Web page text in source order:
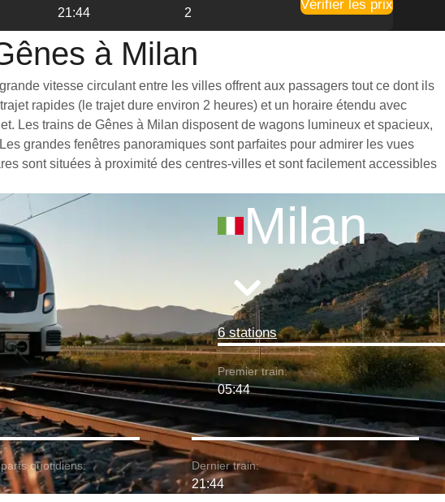
21:44 2
Vérifier les prix
à Milan
vitesse circulant entre les villes offrent aux passagers tout ce dont ils
rapides (le trajet dure environ 2 heures) et un horaire étendu avec
Les trains de Gênes à Milan disposent de wagons lumineux et spacieux,
grandes fenêtres panoramiques sont parfaites pour admirer les vues
sont situées à proximité des centres-villes et sont facilement accessibles
Milan
6 stations
Premier train:
05:44
quotidiens: Dernier train:
21:44